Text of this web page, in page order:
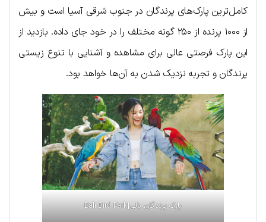
کامل‌ترین پارک‌های پرندگان در جنوب شرقی آسیا است و بیش
از ۱۰۰۰ پرنده از ۲۵۰ گونه مختلف را در خود جای داده. بازدید از
این پارک فرصتی عالی برای مشاهده و آشنایی با تنوع زیستی
پرندگان و تجربه نزدیک شدن به آن‌ها خواهد بود.
پارک پرندگان بالی|Bali Bird Park